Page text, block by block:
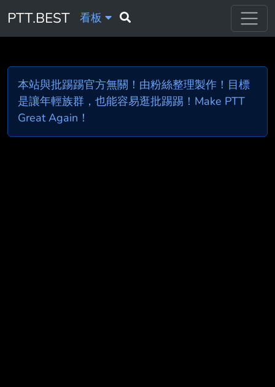
PTT.BEST 看板
本站與批踢踢官方無關！由粉絲整理製作！目標
是讓年輕族群，也能容易逛批踢踢！Make PTT
Great Again！